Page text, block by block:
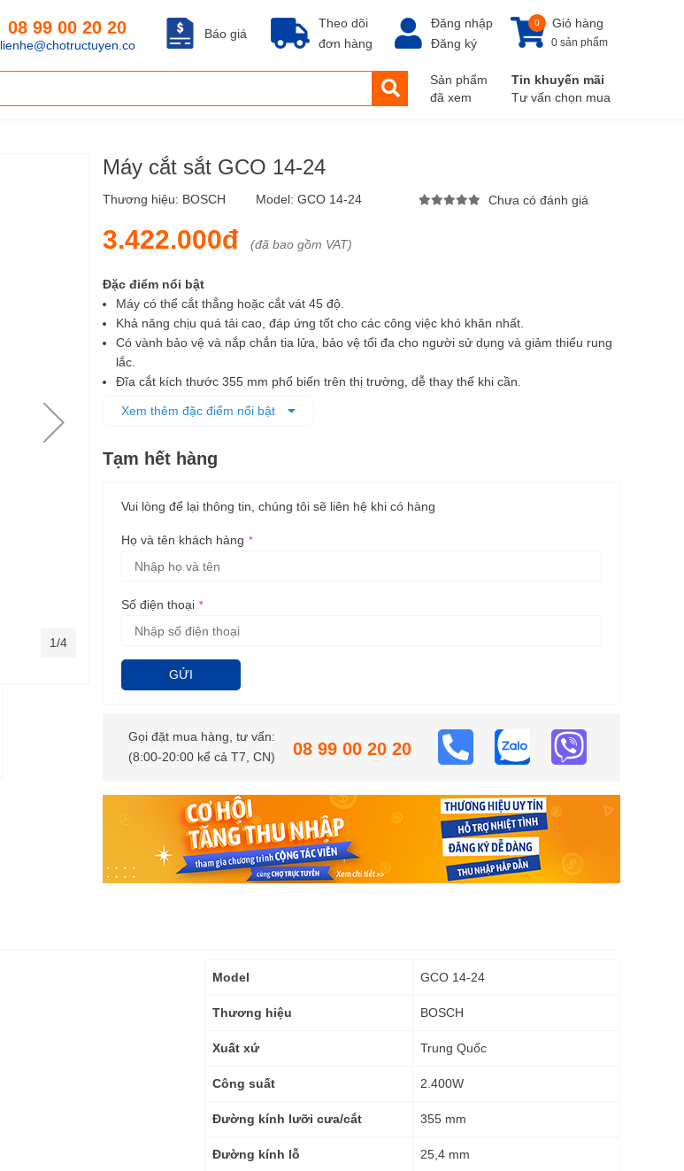
Theo dõi
đơn hàng
Báo giá
08 99 00 20 20
lienhe@chotructuyen.co
Đăng nhập
Đăng ký
Giỏ hàng
0
0 sản phẩm
Sản phẩm
đã xem
Tin khuyến mãi
Tư vấn chọn mua
Máy cắt sắt GCO 14-24
Thương hiệu: BOSCH Model: GCO 14-24 Chưa có đánh giá
3.422.000đ (đã bao gồm VAT)
Đặc điểm nổi bật
Máy có thể cắt thẳng hoặc cắt vát 45 độ.
Khả năng chịu quá tải cao, đáp ứng tốt cho các công việc khó khăn nhất.
Có vành bảo vệ và nắp chắn tia lửa, bảo vệ tối đa cho người sử dụng và giảm thiểu rung
lắc.
Đĩa cắt kích thước 355 mm phổ biến trên thị trường, dễ thay thế khi cần.
Xem thêm đặc điểm nổi bật
Tạm hết hàng
Vui lòng để lại thông tin, chúng tôi sẽ liên hệ khi có hàng
Họ và tên khách hàng
Số điện thoại
GỬI
Gọi đặt mua hàng, tư vấn:
(8:00-20:00 kể cả T7, CN)
08 99 00 20 20
1/4
Thông
kỹ
Model GCO 14-24
Thương hiệu BOSCH
Xuất xứ Trung Quốc
Công suất 2.400W
Đường kính lưỡi cưa/cắt 355 mm
Đường kính lỗ 25,4 mm